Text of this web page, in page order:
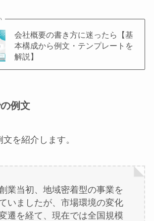
会社概要の書き方に迷ったら【基
本構成から例文・テンプレートを
解説】
例文
を紹介します。
業当初、地域密着型の事業を
いましたが、市場環境の変化
遷を経て、現在では全国規模